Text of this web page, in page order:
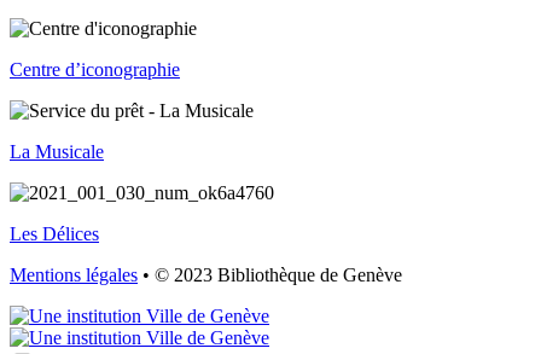
Centre d’iconographie
La Musicale
Les Délices
Mentions légales • © 2023 Bibliothèque de Genève